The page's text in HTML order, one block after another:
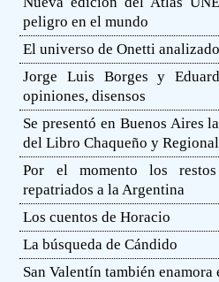
peligro en el mundo
El universo de Onetti
Jorge Luis Borges y
opiniones, disensos
Se presentó en Buenos Aires
del Libro Chaqueño y Regional
Por el momento los
repatriados a la Argentina
Los cuentos de Horacio
La búsqueda de Cándido
San Valentín también